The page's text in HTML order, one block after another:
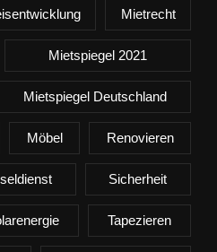
Mietrecht
Mietspiegel 2021
Mietspiegel Deutschland
Möbel Renovieren
Sicherheit
Tapezieren